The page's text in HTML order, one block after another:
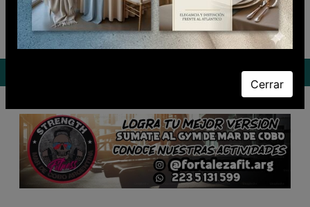
Viernes 07 de Agosto de 2026 CIUDADANO CLUB
Cerrar